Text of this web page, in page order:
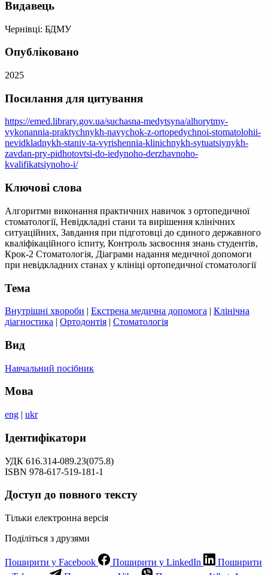
Видавець
Чернівці: БДМУ
Опубліковано
2025
Посилання для цитування
https://emed.library.gov.ua/suchasna-medytsyna/alhorytmy-
vykonannia-praktychnykh-navychok-z-ortopedychnoi-stomatolohii-
nevidkladnykh-staniv-ta-vyrishennia-klinichnykh-sytuatsiynykh-
zavdan-pry-pidhotovtsi-do-iedynoho-derzhavnoho-
kvalifikatsiynoho-i/
Ключові слова
Алгоритми виконання практичних навичок з ортопедичної
стоматології, Невідкладні стани та вирішення клінічних
ситуаційних, Завдання при підготовці до єдиного державного
кваліфікаційного іспиту, Контроль засвоєння знань студентів,
Крок-2 Стоматологія, Діаграми надання медичної допомоги
при невідкладних станах у клініці ортопедичної стоматології
Тема
Внутрішні хвороби | Екстрена медична допомога | Клінічна
діагностика | Ортодонтія | Стоматологія
Вид
Навчальний посібник
Мова
eng | ukr
Ідентифікатори
УДК 616.314-089.23(075.8)
ISBN 978-617-519-181-1
Доступ до повного тексту
Тільки електронна версія
Поділіться з друзями
Поширити у Facebook Поширити у LinkedIn
Поширити